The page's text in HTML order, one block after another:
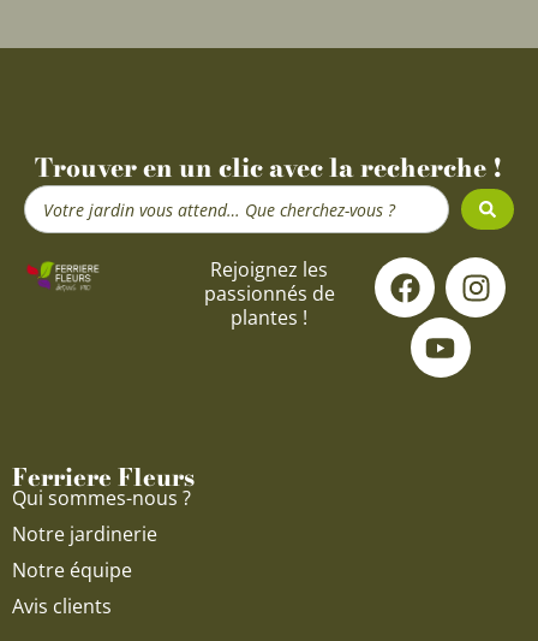
Trouver en un clic avec la recherche !
Search
...
Rejoignez les
passionnés de
plantes !
F
a
c
e
I
n
s
Y
o
u
t
u
Ferriere Fleurs
Qui sommes-nous ?
Notre jardinerie
Notre équipe
Avis clients